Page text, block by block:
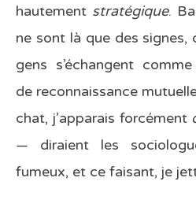
hautement stratégique.
ne sont là que des signes,
gens s’échangent
de reconnaissance
chat, j’apparais forcément
— diraient les
fumeux, et ce faisant, je